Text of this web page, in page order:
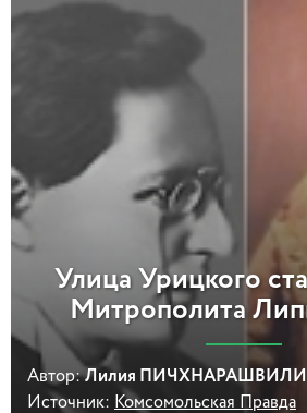
Улица Урицкого
Митрополита
Автор: Лилия ПИЧХНАРАШВИЛИ
Источник: Комсомольская Правда